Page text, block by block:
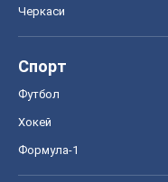
Черкаси
Спорт
Футбол
Хокей
Формула-1